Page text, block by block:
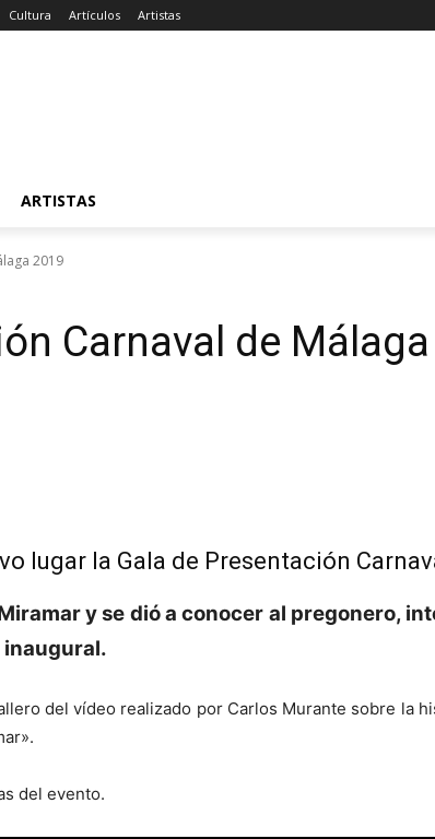
Cultura Artículos Artistas
ARTISTAS
2019
Carnaval de
lugar la Gala de Presentación
y se dió a conocer al pregonero,
inaugural.
del vídeo realizado por Carlos Murante sobre la
del evento.